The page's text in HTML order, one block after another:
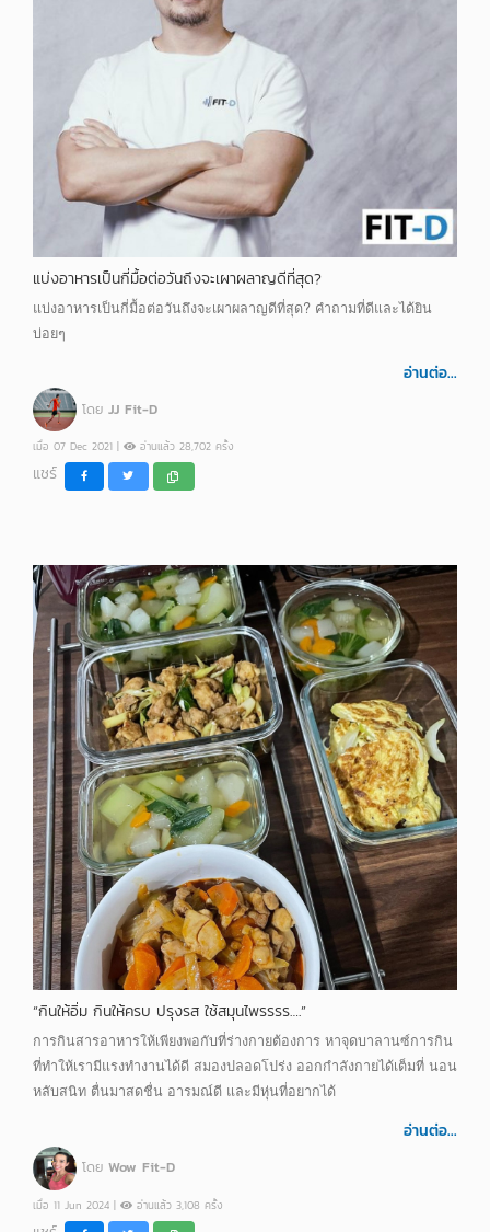
แบ่งอาหารเป็นกี่มื้อต่อวันถึงจะเผาผลาญดีที่สุด?
แบ่งอาหารเป็นกี่มื้อต่อวันถึงจะเผาผลาญดีที่สุด? คำถามที่ดีและได้ยิน
บ่อยๆ
อ่านต่อ...
โดย JJ Fit-D
เมื่อ 07 Dec 2021 | อ่านแล้ว 28,702 ครั้ง
แชร์
“กินให้อิ่ม กินให้ครบ ปรุงรส ใช้สมุนไพรรรร….”
การกินสารอาหารให้เพียงพอกับที่ร่างกายต้องการ หาจุดบาลานซ์การกิน
ที่ทำให้เรามีแรงทำงานได้ดี สมองปลอดโปร่ง ออกกำลังกายได้เต็มที่ นอน
หลับสนิท ตื่นมาสดชื่น อารมณ์ดี และมีหุ่นที่อยากได้
อ่านต่อ...
โดย Wow Fit-D
เมื่อ 11 Jun 2024 | อ่านแล้ว 3,108 ครั้ง